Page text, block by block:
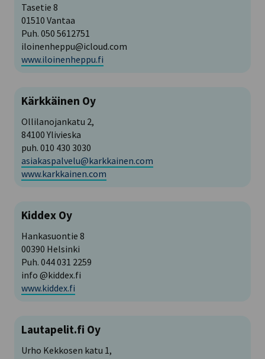
Tasetie 8
01510 Vantaa
Puh. 050 5612751
iloinenheppu@icloud.com
www.iloinenheppu.fi
Kärkkäinen Oy
Ollilanojankatu 2,
84100 Ylivieska
puh. 010 430 3030
asiakaspalvelu@karkkainen.com
www.karkkainen.com
Kiddex Oy
Hankasuontie 8
00390 Helsinki
Puh. 044 031 2259
info @kiddex.fi
www.kiddex.fi
Lautapelit.fi Oy
Urho Kekkosen katu 1,